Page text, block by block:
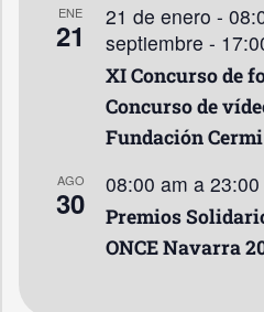
ENE
21
21 de enero -
septiembre -
XI Concurso de
Concurso de
Fundación
AGO
30
08:00 am a
Premios
ONCE Navarra